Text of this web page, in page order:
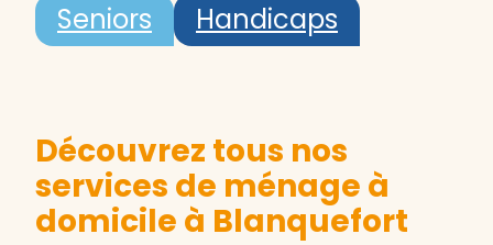
Seniors Handicaps
Découvrez tous nos
services de ménage à
domicile à Blanquefort